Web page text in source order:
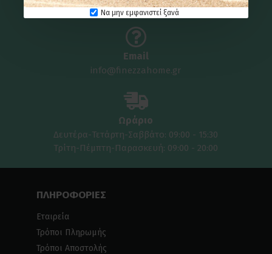
Να μην εμφανιστεί ξανά
210 6131325
Email
info@finezzahome.gr
Ωράριο
Δευτέρα-Τετάρτη-Σαββάτο: 09:00 - 15:30
Τρίτη-Πέμπτη-Παρασκευή: 09:00 - 20:00
ΠΛΗΡΟΦΟΡΙΕΣ
Εταιρεία
Τρόποι Πληρωμής
Τρόποι Αποστολής